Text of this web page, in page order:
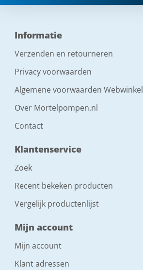
Informatie
Verzenden en retourneren
Privacy voorwaarden
Algemene voorwaarden Webwinkel
Over Mortelpompen.nl
Contact
Klantenservice
Zoek
Recent bekeken producten
Vergelijk productenlijst
Mijn account
Mijn account
Klant adressen